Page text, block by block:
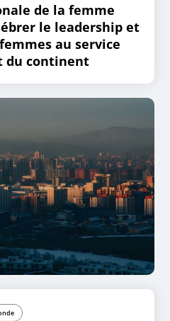
de la femme
le leadership et
au service
du continent